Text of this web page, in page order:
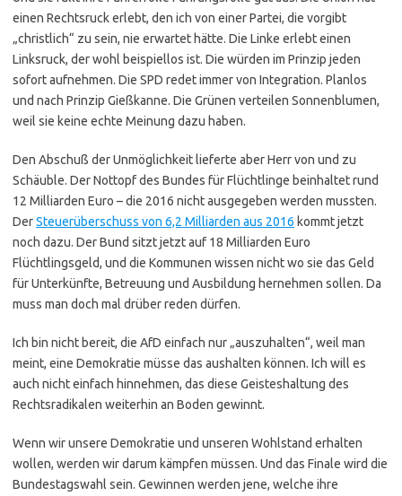
einen Rechtsruck erlebt, den ich von einer Partei, die vorgibt
„christlich“ zu sein, nie erwartet hätte. Die Linke erlebt einen
Linksruck, der wohl beispiellos ist. Die würden im Prinzip jeden
sofort aufnehmen. Die SPD redet immer von Integration. Planlos
und nach Prinzip Gießkanne. Die Grünen verteilen Sonnenblumen,
weil sie keine echte Meinung dazu haben.
Den Abschuß der Unmöglichkeit lieferte aber Herr von und zu
Schäuble. Der Nottopf des Bundes für Flüchtlinge beinhaltet rund
12 Milliarden Euro – die 2016 nicht ausgegeben werden mussten.
DerSteuerüberschuss von 6,2 Milliarden aus 2016 kommt jetzt
noch dazu. Der Bund sitzt jetzt auf 18 Milliarden Euro
Flüchtlingsgeld, und die Kommunen wissen nicht wo sie das Geld
für Unterkünfte, Betreuung und Ausbildung hernehmen sollen. Da
muss man doch mal drüber reden dürfen.
Ich bin nicht bereit, die AfD einfach nur „auszuhalten“, weil man
meint, eine Demokratie müsse das aushalten können. Ich will es
auch nicht einfach hinnehmen, das diese Geisteshaltung des
Rechtsradikalen weiterhin an Boden gewinnt.
Wenn wir unsere Demokratie und unseren Wohlstand erhalten
wollen, werden wir darum kämpfen müssen. Und das Finale wird die
Bundestagswahl sein. Gewinnen werden jene, welche ihre